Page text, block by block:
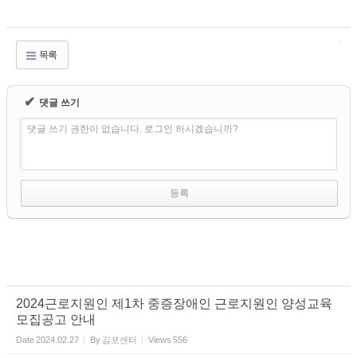
목록
✔ 댓글 쓰기
댓글 쓰기 권한이 없습니다. 로그인 하시겠습니까?
2024근로지원인 제1차 중증장애인 근로지원인 양성교육
모집공고 안내
Date2024.02.27 By 김포센터 Views 556